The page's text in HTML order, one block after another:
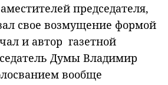
председателя,
свое возмущение формой
и автор газетной
Думы Владимир
вообще